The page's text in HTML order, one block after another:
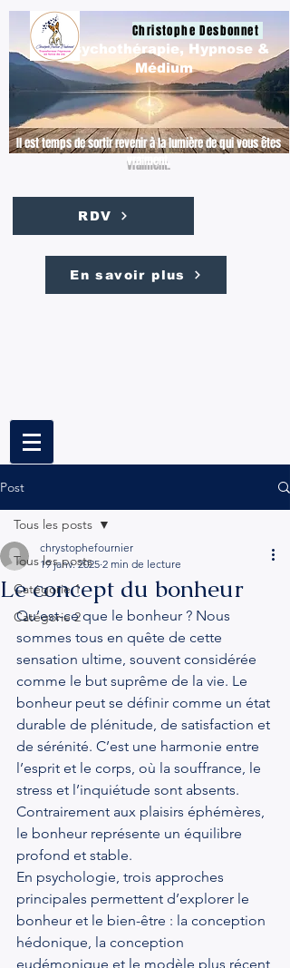
Christophe Desbonnet
Il est temps de sortir revenir à la lumière de qui vous êtes
vraiment.
Psychothérapie, Hypnose &
Médium
RDV
En savoir plus
Post
Tous les posts
Catégorie 1
Catégorie 2
Tous les posts
Le concept du bonheur
chrystophefournier
19 janv. 2025 2 min de lecture
Qu’est-ce que le bonheur ? Nous
sommes tous en quête de cette
sensation ultime, souvent considérée
comme le but suprême de la vie. Le
bonheur peut se définir comme un état
durable de plénitude, de satisfaction et
de sérénité. C’est une harmonie entre
l’esprit et le corps, où la souffrance, le
stress et l’inquiétude sont absents.
Contrairement aux plaisirs éphémères,
le bonheur représente un équilibre
profond et stable.
En psychologie, trois approches
principales permettent d’explorer le
bonheur et le bien-être : la conception
hédonique, la conception
eudémonique et le modèle plus récent